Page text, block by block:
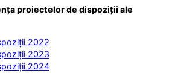
proiectelor de dispoziții ale
2022
2023
2024